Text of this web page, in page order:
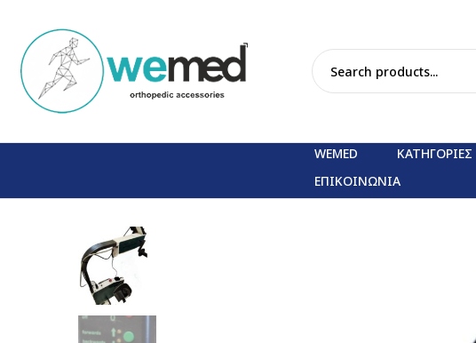
WEMED ΚΑΤΗΓΟΡΊΕΣ
ΕΠΙΚΟΙΝΩΝΙΑ